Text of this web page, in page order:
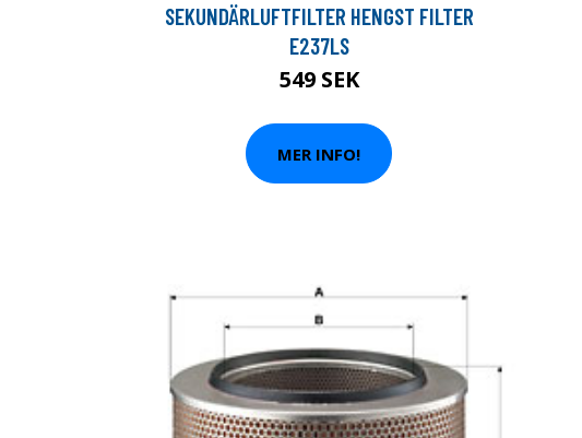
SEKUNDÄRLUFTFILTER HENGST FILTER
E237LS
549 SEK
MER INFO!